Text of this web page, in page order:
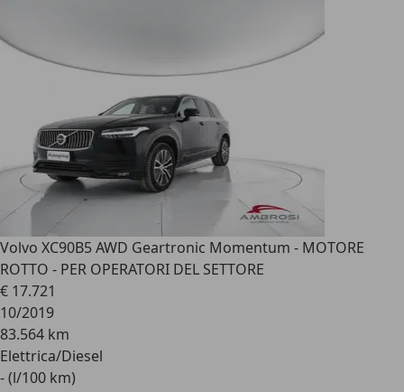
Volvo XC90B5 AWD Geartronic Momentum - MOTORE
ROTTO - PER OPERATORI DEL SETTORE
€ 17.721
10/2019
83.564 km
Elettrica/Diesel
- (l/100 km)